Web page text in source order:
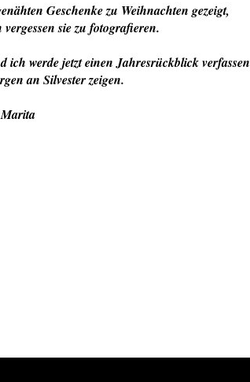
Geschenke zu Weihnachten gezeigt,
sie zu fotografieren.
werde jetzt einen Jahresrückblick verfassen
an Silvester zeigen.
Marita